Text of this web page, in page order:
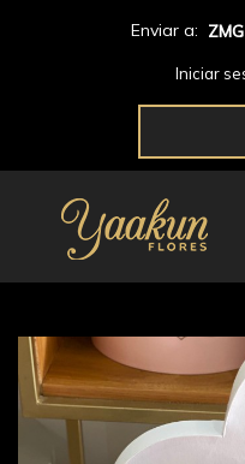
Enviar a:
Iniciar